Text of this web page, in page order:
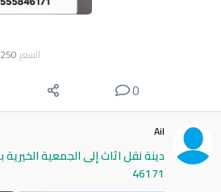
السعر 250
0
Ail
46171